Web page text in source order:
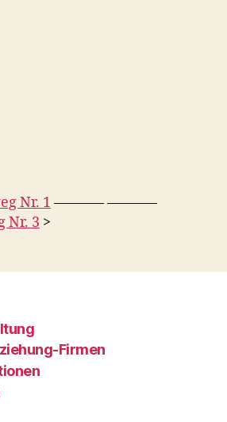
Nr. 1 ———– ———–
Nr. 3 >
Firmen